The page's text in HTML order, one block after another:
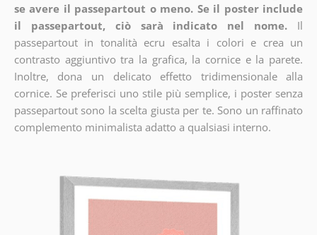
se avere il passepartout o meno. Se il poster include
il passepartout, ciò sarà indicato nel nome.
Il
passepartout in tonalità ecru esalta i colori e crea un
contrasto aggiuntivo tra la grafica, la cornice e la parete.
Inoltre, dona un delicato effetto tridimensionale alla
cornice. Se preferisci uno stile più semplice, i poster senza
passepartout sono la scelta giusta per te. Sono un raffinato
complemento minimalista adatto a qualsiasi interno.